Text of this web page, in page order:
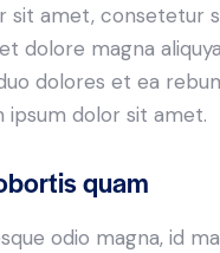
sit amet, consetetur
dolore magna
dolores et ea
ipsum dolor sit amet.
quam
odio magna, id